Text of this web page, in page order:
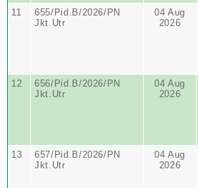
11
655/Pid.B/2026/PN
Jkt.Utr
04 Aug
2026
12
656/Pid.B/2026/PN
Jkt.Utr
04 Aug
2026
13
657/Pid.B/2026/PN
Jkt.Utr
04 Aug
2026